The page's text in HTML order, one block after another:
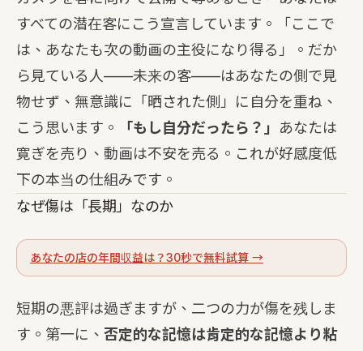
すべての潜在客にこう宣言しています。「ここで
は、あなたも次の動画の主役になり得る」。だか
ら見ている人——未来の客——はあなたの側で見
物せず、無意識に「晒された側」に自分を重ね、
こう思います。
「もし自分だったら？」 あなたは
寛ぎを売り、動画は不安を売る。これが好感度低
下の本当の仕組みです。
なぜ傷は「長期」なのか
あなたの店の年間収益は？30秒で無料試算 →
短期の悪評は過ぎますが、二つの力が傷を残しま
す。第一に、 否定的な記憶は肯定的な記憶より粘